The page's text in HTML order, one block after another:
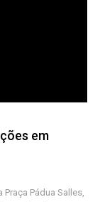
em
Pádua Salles,